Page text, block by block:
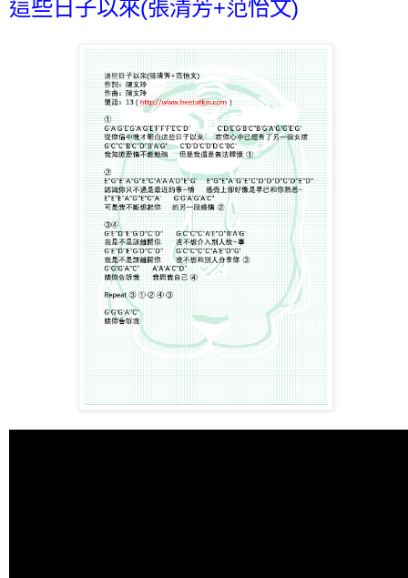
這些日子以來(張清芳+范怡文)